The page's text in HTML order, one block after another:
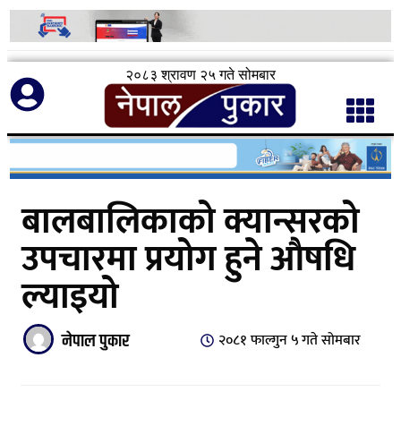
२०८३ श्रावण २५ गते सोमबार
बालबालिकाको क्यान्सरको
उपचारमा प्रयोग हुने औषधि
ल्याइयो
नेपाल पुकार २०८१ फाल्गुन ५ गते सोमबार